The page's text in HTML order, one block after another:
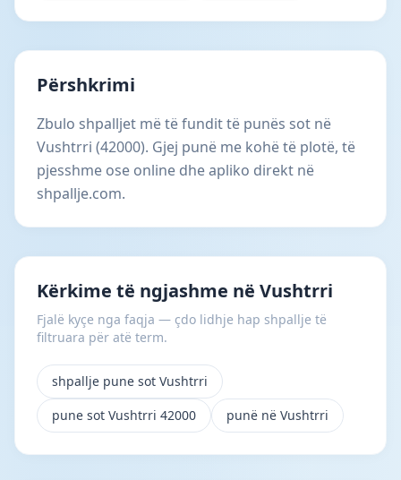
Përshkrimi
Zbulo shpalljet më të fundit të punës sot në
Vushtrri (42000). Gjej punë me kohë të plotë, të
pjesshme ose online dhe apliko direkt në
shpallje.com.
Kërkime të ngjashme në Vushtrri
Fjalë kyçe nga faqja — çdo lidhje hap shpallje të
filtruara për atë term.
shpallje pune sot Vushtrri
pune sot Vushtrri 42000
punë në Vushtrri